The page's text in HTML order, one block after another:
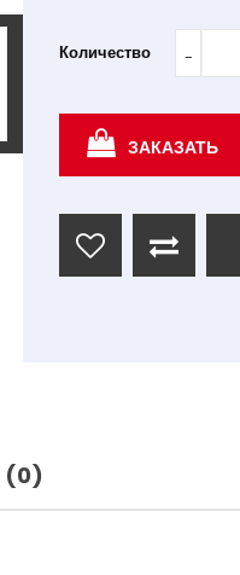
Количество
ЗАКАЗАТЬ
(0)